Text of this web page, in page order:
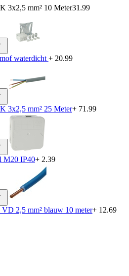
3x2,5 mm² 10 Meter31.99
waterdicht + 20.99
3x2,5 mm² 25 Meter+ 71.99
M20 IP40+ 2.39
2,5 mm² blauw 10 meter+ 12.69